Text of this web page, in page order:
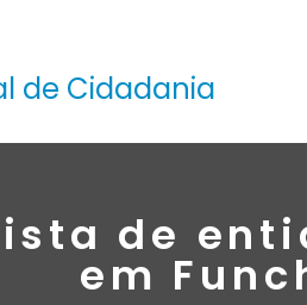
de Cidadania
de
em